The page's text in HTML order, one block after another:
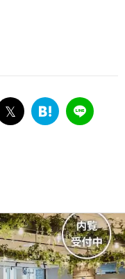
twitter
は
ー
ク
LINE